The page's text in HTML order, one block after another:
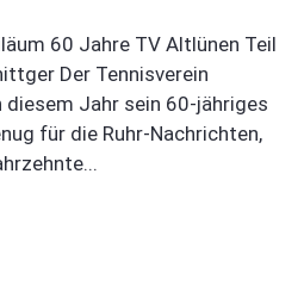
60 Jahre TV Altlünen Teil
Der Tennisverein
Jahr sein 60-jähriges
für die Ruhr-Nachrichten,